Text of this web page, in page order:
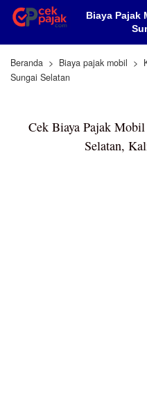
Biaya Pajak
Beranda Biaya pajak mobil
Sungai Selatan
Cek Biaya Pajak
Selatan,